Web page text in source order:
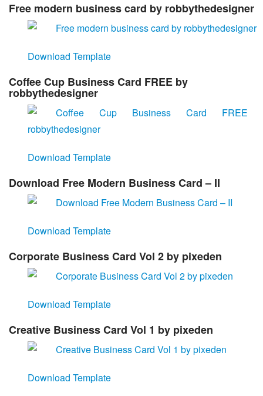
Free modern business card by robbythedesigner
Download Template
Coffee Cup Business Card FREE by
robbythedesigner
Download Template
Download Free Modern Business Card – II
Download Template
Corporate Business Card Vol 2 by pixeden
Download Template
Creative Business Card Vol 1 by pixeden
Download Template